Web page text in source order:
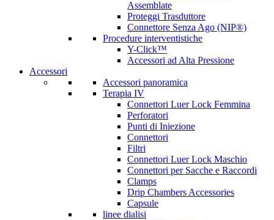
Assemblate
Proteggi Trasduttore
Connettore Senza Ago (NIP®)
Procedure interventistiche
Y-Click™
Accessori ad Alta Pressione
Accessori
Accessori panoramica
Terapia IV
Connettori Luer Lock Femmina
Perforatori
Punti di Iniezione
Connettori
Filtri
Connettori Luer Lock Maschio
Connettori per Sacche e Raccordi
Clamps
Drip Chambers Accessories
Capsule
linee dialisi